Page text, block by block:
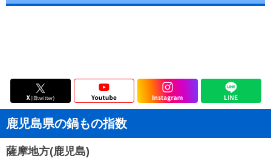
鹿児島県の鍋もの指数
薩摩地方(鹿児島)